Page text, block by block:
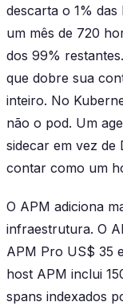
descarta o 1%
um mês de 720
dos 99%
que dobre sua
inteiro. No
não o pod. Um
sidecar em vez de
contar como um
O APM adiciona
infraestrutura. O
APM Pro US$ 35
host APM inclui
spans indexados